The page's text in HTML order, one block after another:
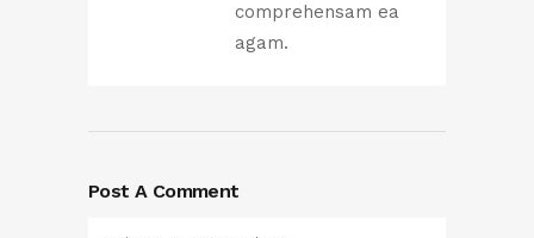
comprehensam ea
agam.
Post A Comment